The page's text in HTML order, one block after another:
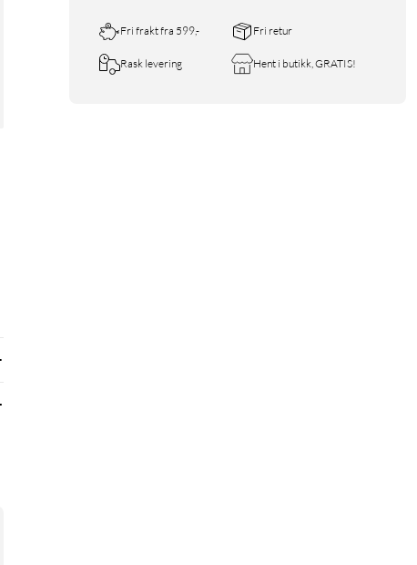
Fri frakt fra 599,- Fri retur
Rask levering Hent i butikk, GRATIS!